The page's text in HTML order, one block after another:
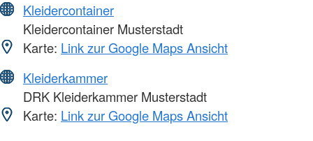
Kleidercontainer
Kleidercontainer Musterstadt
Karte: Link zur Google Maps Ansicht
Kleiderkammer
DRK Kleiderkammer Musterstadt
Karte: Link zur Google Maps Ansicht